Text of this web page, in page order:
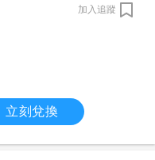
加入追蹤
立刻兌換